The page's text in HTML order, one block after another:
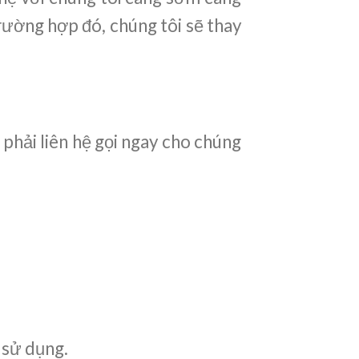
hợp đó, chúng tôi sẽ thay
liên hệ gọi ngay cho chúng
dụng.